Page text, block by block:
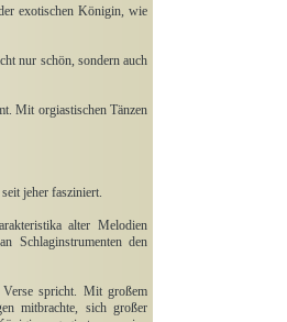
exotischen Königin, wie
nur schön, sondern auch
Mit orgiastischen Tänzen
jeher fasziniert.
alter Melodien
Schlaginstrumenten den
Verse spricht. Mit großem
mitbrachte, sich großer